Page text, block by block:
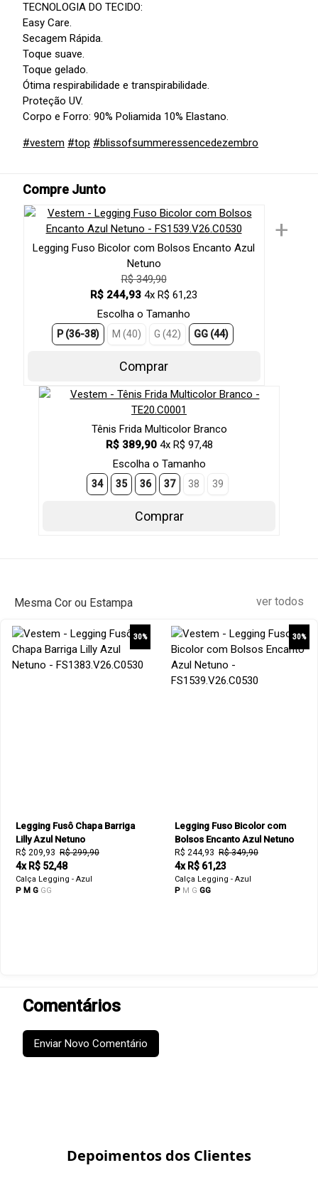
TECNOLOGIA DO TECIDO:
Easy Care.
Secagem Rápida.
Toque suave.
Toque gelado.
Ótima respirabilidade e transpirabilidade.
Proteção UV.
Corpo e Forro: 90% Poliamida 10% Elastano.
#vestem #top #blissofsummeressencedezembro
Compre Junto
Legging Fuso Bicolor com Bolsos Encanto Azul
Netuno
R$ 349,90
R$ 244,93 4x R$ 61,23
Escolha o Tamanho
P (36-38) M (40) G (42) GG (44)
Comprar
+
Tênis Frida Multicolor Branco
R$ 389,90 4x R$ 97,48
Escolha o Tamanho
34 35 36 37 38 39
Comprar
Mesma Cor ou Estampa ver todos
30%
Legging Fusô Chapa Barriga
Lilly Azul Netuno
R$ 209,93 R$ 299,90
4x R$ 52,48
Calça Legging - Azul
P M G GG
30%
Legging Fuso Bicolor com
Bolsos Encanto Azul Netuno
R$ 244,93 R$ 349,90
4x R$ 61,23
Calça Legging - Azul
P M G GG
Comentários
Enviar Novo Comentário
Depoimentos dos Clientes